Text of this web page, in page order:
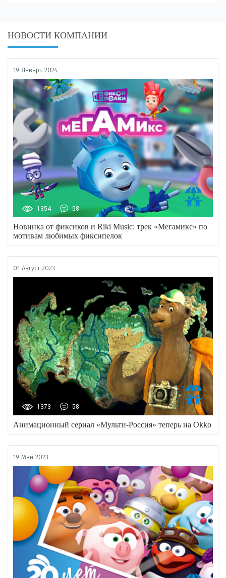
НОВОСТИ КОМПАНИИ
19 Январь 2024
1354 58
Новинка от фиксиков и Riki Music: трек «Мегамикс» по
мотивам любимых фиксипелок
01 Август 2023
1373 58
Анимационный сериал «Мульти-Россия» теперь на Okko
19 Май 2023